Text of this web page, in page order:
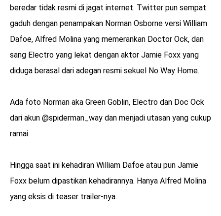
beredar tidak resmi di jagat internet. Twitter pun sempat
gaduh dengan penampakan Norman Osborne versi William
Dafoe, Alfred Molina yang memerankan Doctor Ock, dan
sang Electro yang lekat dengan aktor Jamie Foxx yang
diduga berasal dari adegan resmi sekuel No Way Home.
Ada foto Norman aka Green Goblin, Electro dan Doc Ock
dari akun @spiderman_way dan menjadi utasan yang cukup
ramai.
Hingga saat ini kehadiran William Dafoe atau pun Jamie
Foxx belum dipastikan kehadirannya. Hanya Alfred Molina
yang eksis di teaser trailer-nya.